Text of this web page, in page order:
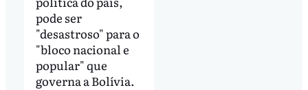
pode ser
"desastroso" para o
"bloco nacional e
popular" que
governa a Bolívia.